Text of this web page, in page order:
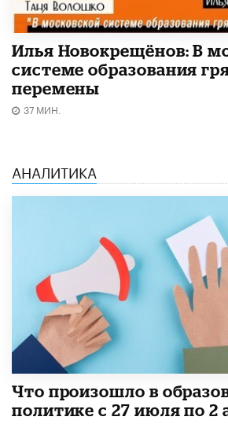
Илья Новокрещёнов: В
системе образования
перемены
37 МИН.
АНАЛИТИКА
​Что произошло в
политике с 27 июля по 2